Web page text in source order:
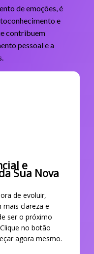
de emoções, é
e
contribuem
pessoal e a
e
Sua Nova
de evoluir,
mais clareza e
ser o próximo
no botão
agora mesmo.